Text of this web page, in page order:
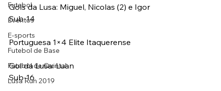
Futebol
Eventos
E-sports
Futebol de Base
Futebol de Quintal
Lusa Run 2019
Gols da Lusa: Miguel, Nicolas (2) e Igor
Sub-14
Portuguesa 1×4 Elite Itaquerense
Gol da Lusa: Luan
Sub-16